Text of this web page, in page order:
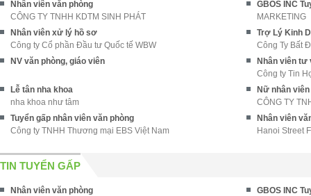
Nhân viên văn phòng
CÔNG TY TNHH KDTM SINH PHÁT
MARKETING
Nhân viên xử lý hồ sơ
Công ty Cổ phần Đầu tư Quốc tế WBW
Trợ Lý Kinh
Công Ty Bất
NV văn phòng, giáo viên
Nhân viên tư
Công ty Tin
Lễ tân nha khoa
nha khoa như tâm
Nữ nhân
CÔNG TY
Tuyển gấp nhân viên văn phòng
Công ty TNHH Thương mại EBS Việt Nam
Nhân viên
Hanoi Street
TIN TUYỂN GẤP
Nhân viên văn phòng